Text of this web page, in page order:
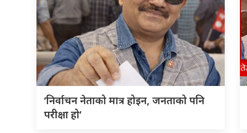
‘निर्वाचन नेताको मात्र होइन, जनताको पनि
परीक्षा हो’